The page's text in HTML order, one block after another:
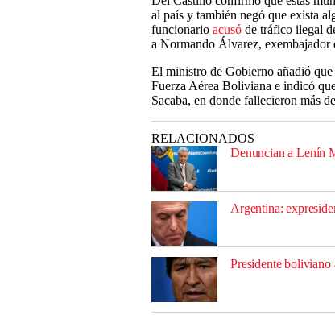
al país y también negó que exista
funcionario acusó de tráfico ilegal
a Normando Álvarez,
El ministro de Gobierno añadió
Fuerza Aérea Boliviana e indicó
Sacaba, en donde fallecieron más
RELACIONADOS
Denuncian a Lenín
Argentina:
Presidente boliviano